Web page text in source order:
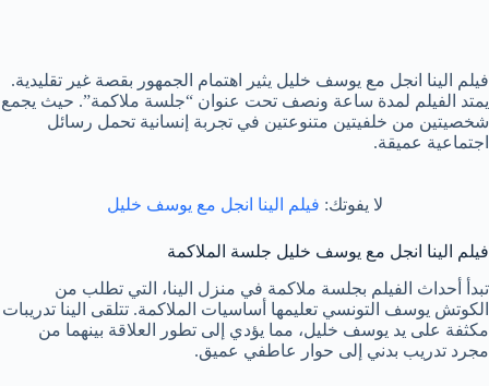
فيلم الينا انجل مع يوسف خليل يثير اهتمام الجمهور بقصة غير تقليدية.
يمتد الفيلم لمدة ساعة ونصف تحت عنوان “جلسة ملاكمة”. حيث يجمع
شخصيتين من خلفيتين متنوعتين في تجربة إنسانية تحمل رسائل
اجتماعية عميقة.
لا يفوتك: فيلم الينا انجل مع يوسف خليل
فيلم الينا انجل مع يوسف خليل جلسة الملاكمة
تبدأ أحداث الفيلم بجلسة ملاكمة في منزل الينا، التي تطلب من
الكوتش يوسف التونسي تعليمها أساسيات الملاكمة. تتلقى الينا تدريبات
مكثفة على يد يوسف خليل، مما يؤدي إلى تطور العلاقة بينهما من
مجرد تدريب بدني إلى حوار عاطفي عميق.